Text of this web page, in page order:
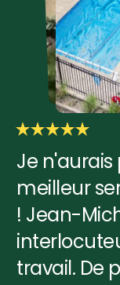
Je n'aurais
meilleur
! Jean-
travail. De